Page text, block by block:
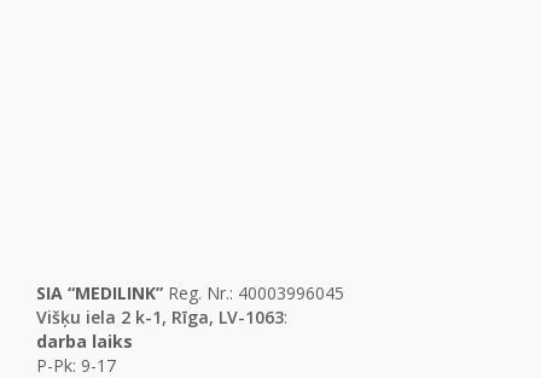
SIA “MEDILINK” Reg. Nr.: 40003996045
Višķu iela 2 k-1, Rīga, LV-1063:
darba laiks
P-Pk: 9-17